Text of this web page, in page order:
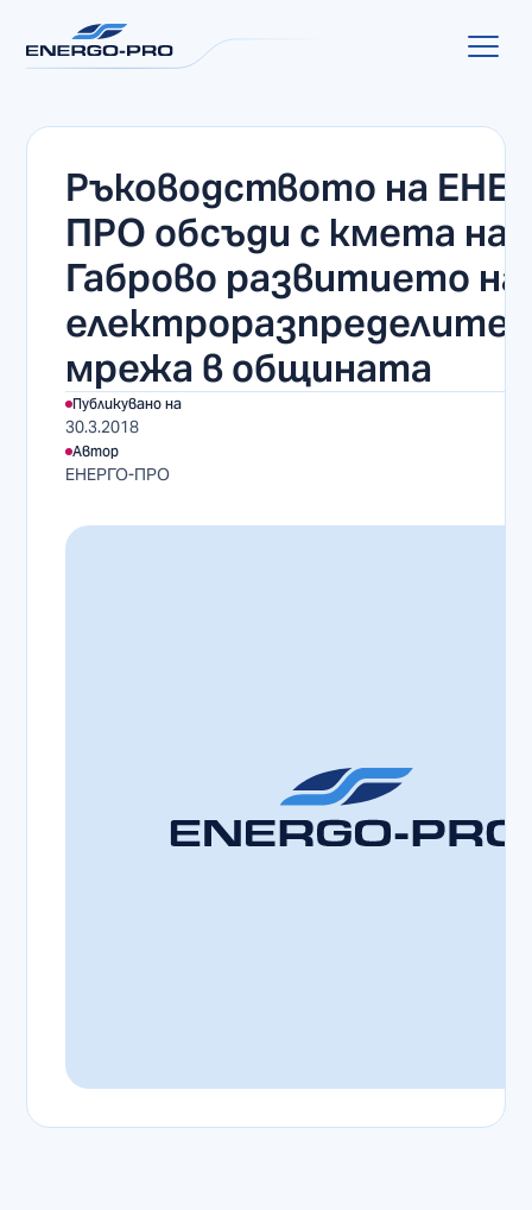
Ръководството на
ПРО обсъди с кмета на
Габрово развитието на
мрежа в общината
Публикувано на
30.3.2018
Автор
ЕНЕРГО-ПРО